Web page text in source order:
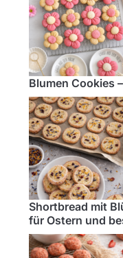
Blumen Cookies
Shortbread mit
für Ostern und